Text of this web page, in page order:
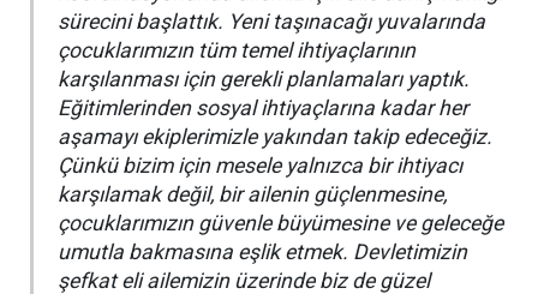
sürecini başlattık. Yeni taşınacağı yuvalarında
çocuklarımızın tüm temel ihtiyaçlarının
karşılanması için gerekli planlamaları yaptık.
Eğitimlerinden sosyal ihtiyaçlarına kadar her
aşamayı ekiplerimizle yakından takip edeceğiz.
Çünkü bizim için mesele yalnızca bir ihtiyacı
karşılamak değil, bir ailenin güçlenmesine,
çocuklarımızın güvenle büyümesine ve geleceğe
umutla bakmasına eşlik etmek. Devletimizin
şefkat eli ailemizin üzerinde biz de güzel